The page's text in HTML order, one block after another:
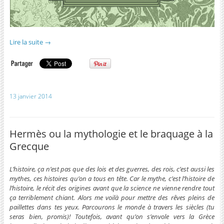
Lire la suite →
13 janvier 2014
Hermès ou la mythologie et le braquage à la
Grecque
L’histoire, ça n’est pas que des lois et des guerres, des rois, c’est aussi les
mythes, ces histoires qu’on a tous en tête. Car le mythe, c’est l’histoire de
l’histoire, le récit des origines avant que la science ne vienne rendre tout
ça terriblement chiant. Alors me voilà pour mettre des rêves pleins de
paillettes dans tes yeux. Parcourons le monde à travers les siècles (tu
seras bien, promis)! Toutefois, avant qu’on s’envole vers la Grèce